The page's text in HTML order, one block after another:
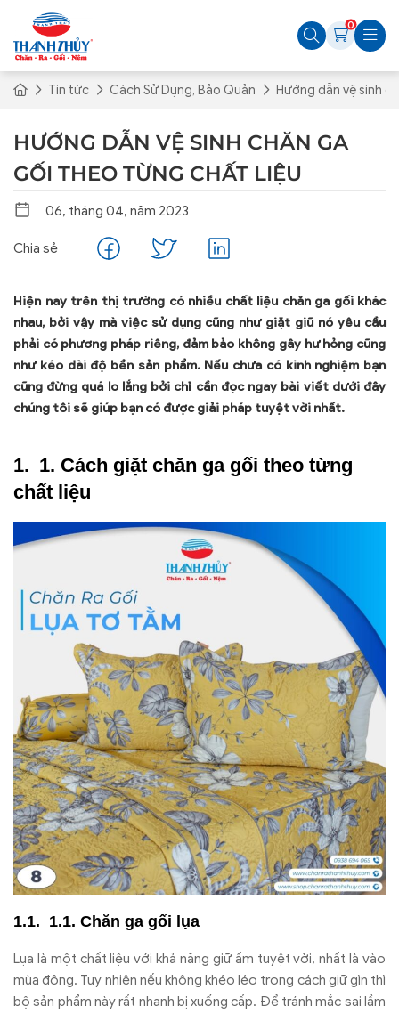
0
Tin tức Cách Sử Dụng, Bảo Quản Hướng dẫn vệ sinh
HƯỚNG DẪN VỆ SINH CHĂN GA
GỐI THEO TỪNG CHẤT LIỆU
06, tháng 04, năm 2023
Chia sẻ
Hiện nay trên thị trường có nhiều chất liệu chăn ga gối khác
nhau, bởi vậy mà việc sử dụng cũng như giặt giũ nó yêu cầu
phải có phương pháp riêng, đảm bảo không gây hư hỏng cũng
như kéo dài độ bền sản phẩm. Nếu chưa có kinh nghiệm bạn
cũng đừng quá lo lắng bởi chỉ cần đọc ngay bài viết dưới đây
chúng tôi sẽ giúp bạn có được giải pháp tuyệt vời nhất.
1. Cách giặt chăn ga gối theo từng
chất liệu
1.1. Chăn ga gối lụa
Lụa là một chất liệu với khả năng giữ ấm tuyệt vời, nhất là vào
mùa đông. Tuy nhiên nếu không khéo léo trong cách giữ gìn thì
bộ sản phẩm này rất nhanh bị xuống cấp. Để tránh mắc sai lầm